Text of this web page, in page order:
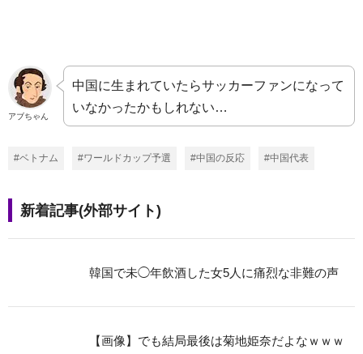
アブちゃん
中国に生まれていたらサッカーファンになって
いなかったかもしれない…
#ベトナム #ワールドカップ予選 #中国の反応 #中国代表
新着記事(外部サイト)
韓国で未◯年飲酒した女5人に痛烈な非難の声
【画像】でも結局最後は菊地姫奈だよなｗｗｗ